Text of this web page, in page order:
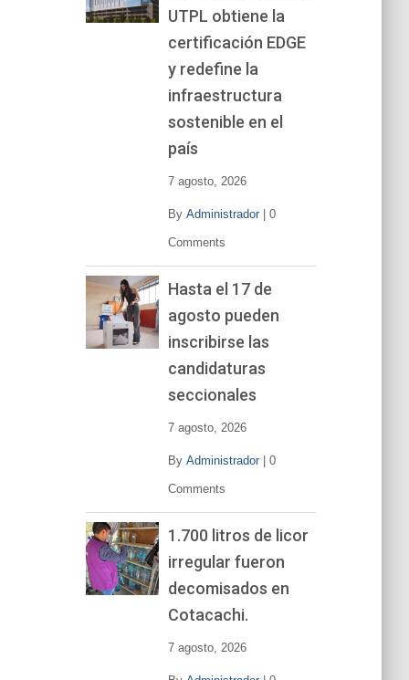
UTPL obtiene la
certificación EDGE
y redefine la
infraestructura
sostenible en el
país
7 agosto, 2026
By Administrador| 0
Comments
Hasta el 17 de
agosto pueden
inscribirse las
candidaturas
seccionales
7 agosto, 2026
By Administrador| 0
Comments
1.700 litros de licor
irregular fueron
decomisados en
Cotacachi.
7 agosto, 2026